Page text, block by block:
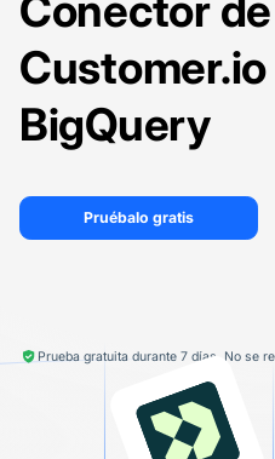
Customer.io
BigQuery
Pruébalo gratis
Prueba gratuita durante 7 días. No se